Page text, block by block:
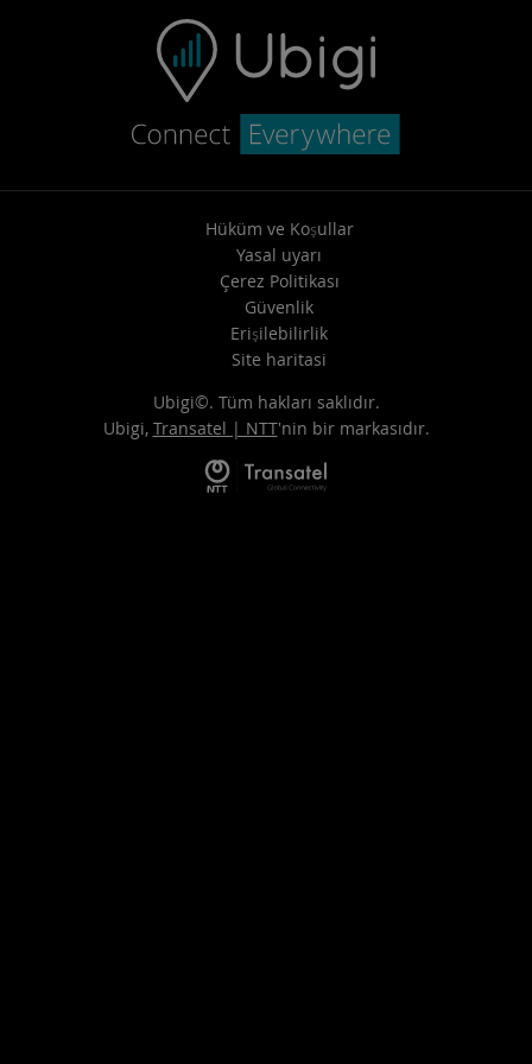
Hüküm ve Koşullar
Yasal uyarı
Çerez Politikası
Güvenlik
Erişilebilirlik
Site haritasi
Ubigi©. Tüm hakları saklıdır.
Ubigi, Transatel | NTT'nin bir markasıdır.